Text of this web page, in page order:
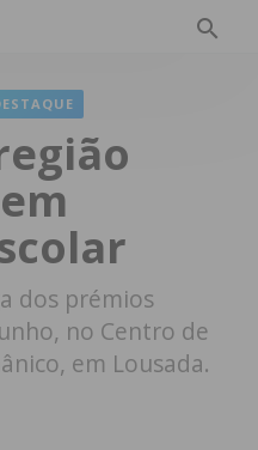
dos prémios
no Centro de
em Lousada.